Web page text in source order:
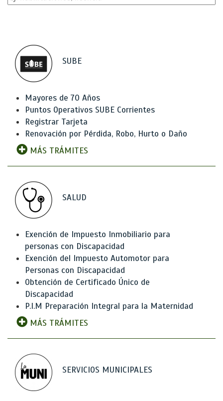
SUBE
Mayores de 70 Años
Puntos Operativos SUBE Corrientes
Registrar Tarjeta
Renovación por Pérdida, Robo, Hurto o Daño
MÁS TRÁMITES
SALUD
Exención de Impuesto Inmobiliario para
personas con Discapacidad
Exención del Impuesto Automotor para
Personas con Discapacidad
Obtención de Certificado Único de
Discapacidad
P.I.M Preparación Integral para la Maternidad
MÁS TRÁMITES
SERVICIOS MUNICIPALES